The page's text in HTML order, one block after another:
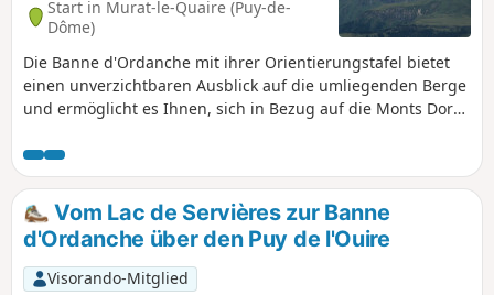
Start in Murat-le-Quaire (Puy-de-
Dôme)
Die Banne d'Ordanche mit ihrer Orientierungstafel bietet
einen unverzichtbaren Ausblick auf die umliegenden Berge
und ermöglicht es Ihnen, sich in Bezug auf die Monts Dore
vergessen ist der Abstecher durch die Sommerweiden zur
Borne des Quatre Seigneurs und dann zum Puy Loup mit
seiner renovierten runden Schutzhütte.
Vom Lac de Servières zur Banne
d'Ordanche über den Puy de l'Ouire
Visorando-Mitglied